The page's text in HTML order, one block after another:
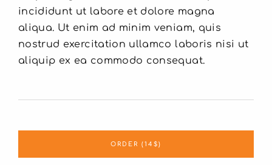
incididunt ut labore et dolore magna
aliqua. Ut enim ad minim veniam, quis
nostrud exercitation ullamco laboris nisi ut
aliquip ex ea commodo consequat.
ORDER (14$)